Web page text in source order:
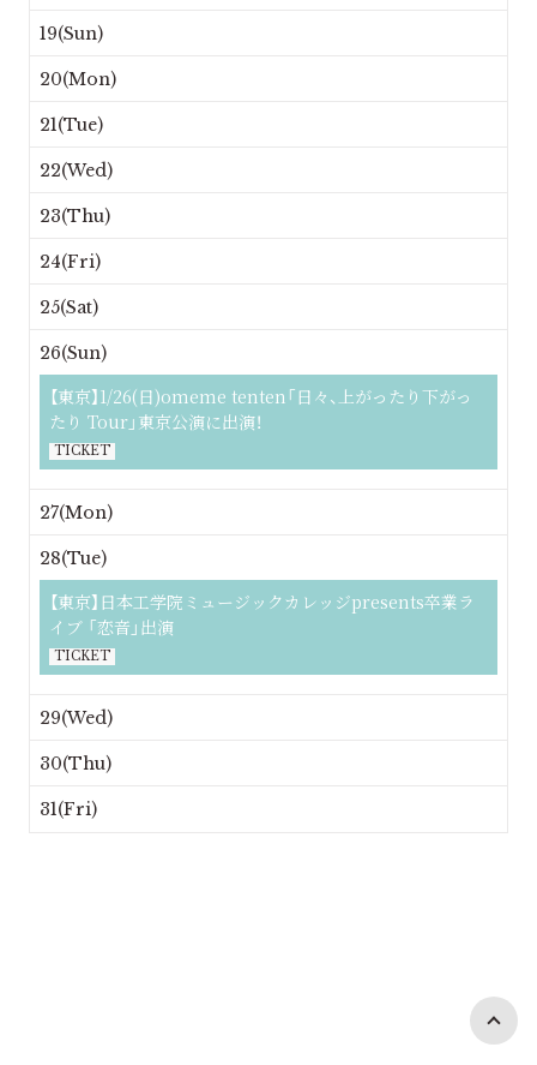
19(Sun)
20(Mon)
21(Tue)
22(Wed)
23(Thu)
24(Fri)
25(Sat)
26(Sun)
【東京】1/26(日)omeme tenten「日々、上がったり下がっ
たり Tour」東京公演に出演！
TICKET
27(Mon)
28(Tue)
【東京】日本工学院ミュージックカレッジpresents卒業ラ
イブ 「恋音」出演
TICKET
29(Wed)
30(Thu)
31(Fri)